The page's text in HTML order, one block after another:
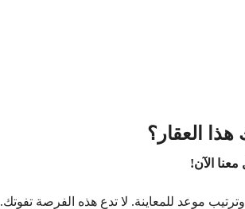
العقار؟
الآن!
موعد للمعاينة. لا تدع هذه الفرصة تفوتك.